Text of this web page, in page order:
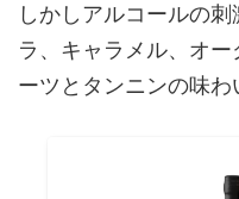
しかしアルコールの
ラ、キャラメル、オ
ーツとタンニンの味わ